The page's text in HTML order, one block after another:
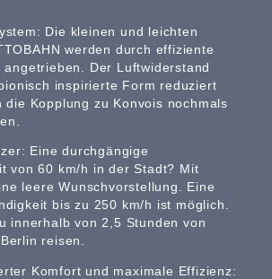
Die kleinen und leichten
werden durch effiziente
angetrieben. Der Luftwiderstand
inspirierte Form reduziert
die Kopplung zu Konvois nochmals
Eine durchgängige
von 60 km/h in der Stadt? Mit
leere Wunschvorstellung. Eine
bis zu 250 km/h ist möglich.
innerhalb von 2,5 Stunden von
reisen.
Komfort und maximale Effizienz: